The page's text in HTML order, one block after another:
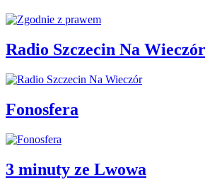
Radio Szczecin Na Wieczór
Fonosfera
3 minuty ze Lwowa